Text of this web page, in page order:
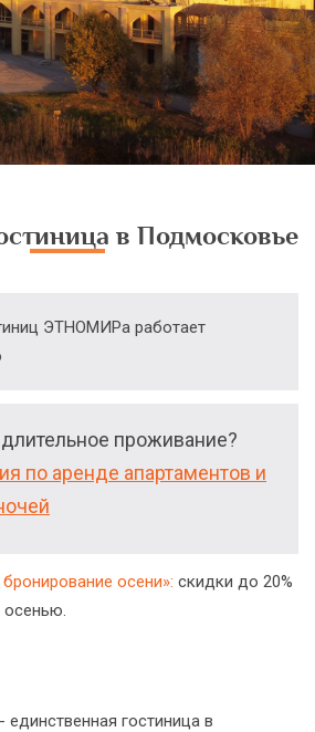
в Подмосковье
ЭТНОМИРа работает
проживание?
по аренде апартаментов и
осени»: скидки до 20%
осенью.
единственная гостиница в